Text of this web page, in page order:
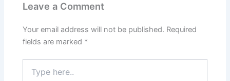
Leave a Comment
Your email address will not be published. Required
fields are marked *
here..